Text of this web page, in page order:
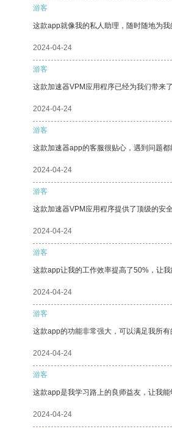
游客
这款app就像我的私人助理，随时随地为
2024-04-24
游客
这款加速器VPM应用程序已经为我们带来
2024-04-24
游客
这款加速器app的客服很贴心，遇到问题都
2024-04-24
游客
这款加速器VPM应用程序提供了顶级的安
2024-04-24
游客
这款app让我的工作效率提高了50%，让
2024-04-24
游客
这款app的功能非常强大，可以满足我所
2024-04-24
游客
这款app是我学习路上的良师益友，让我能
2024-04-24